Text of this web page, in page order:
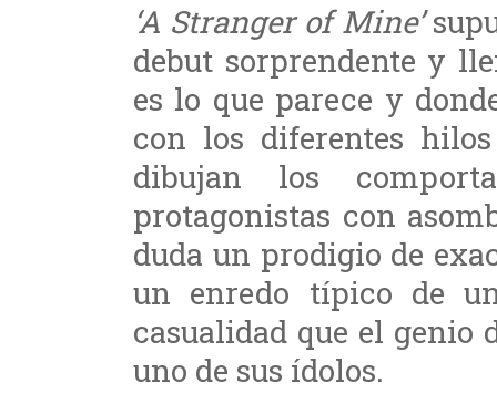
‘A Stranger of Mine’
debut sorprendente y
es lo que parece y
con los diferentes
dibujan los
protagonistas con
duda un prodigio de
un enredo típico de
casualidad que el genio
uno de sus ídolos.